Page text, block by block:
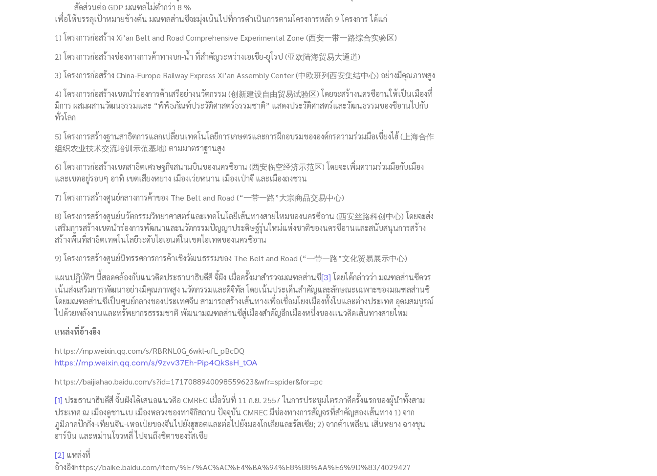
สัดส่วนต่อ GDP มณฑลไม่ต่ำกว่า 8 %
เพื่อให้บรรลุเป้าหมายข้างต้น มณฑลส่านซีจะมุ่งเน้นไปที่การดำเนินการตามโครงการหลัก 9 โครงการ ได้แก่
1) โครงการก่อสร้าง Xi’an Belt and Road Comprehensive Experimental Zone (西安一带一路综合实验区)
2) โครงการก่อสร้างช่องทางการค้าทางบก-น้ำ ที่สำคัญระหว่างเอเชีย-ยุโรป (亚欧陆海贸易大通道)
3) โครงการก่อสร้าง China-Europe Railway Express Xi’an Assembly Center (中欧班列西安集结中心) อย่างมีคุณภาพสูง
4) โครงการก่อสร้างเขตนำร่องการค้าเสรีอย่างนวัตกรรม (创新建设自由贸易试验区) โดยจะสร้างนครซีอานให้เป็นเมืองที่
มีการ ผสมผสานวัฒนธรรมและ “พิพิธภัณฑ์ประวัติศาสตร์ธรรมชาติ” แสดงประวัติศาสตร์และวัฒนธรรมของซีอานไปกับ
ทั่วโลก
5) โครงการสร้างฐานสาธิตการแลกเปลี่ยนเทคโนโลยีการเกษตรและการฝึกอบรมขององค์กรความร่วมมือเซี่ยงไฮ้ (上海合作
组织农业技术交流培训示范基地) ตามมาตราฐานสูง
6) โครงการก่อสร้างเขตสาธิตเศรษฐกิจสนามบินของนครซีอาน (西安临空经济示范区) โดยจะเพิ่มความร่วมมือกับเมือง
และเขตอยู่รอบๆ อาทิ เขตเสียงหยาง เมืองเว่ยหนาน เมืองเป่าจี และเมืองถงชวน
7) โครงการสร้างศูนย์กลางการค้าของ The Belt and Road (“一带一路”大宗商品交易中心)
8) โครงการสร้างศูนย์นวัตกรรมวิทยาศาสตร์และเทคโนโลยีเส้นทางสายไหมของนครซีอาน (西安丝路科创中心) โดยจะส่ง
เสริมการสร้างเขตนำร่องการพัฒนาและนวัตกรรมปัญญาประดิษฐ์รุ่นใหม่แห่งชาติของนครซีอานและสนับสนุนการสร้าง
สร้างพื้นที่สาธิตเทคโนโลยีระดับไฮเอนด์ในเขตไฮเทคของนครซีอาน
9) โครงการสร้างศูนย์นิทรรศการการค้าเชิงวัฒนธรรมของ The Belt and Road (“一带一路”文化贸易展示中心)
แผนปฏิบัติฯ นี้สอดคล้องกับแนวคิดประธานาธิบดีสี จิ้ผิง เมื่อครั้งมาสำรวจมณฑลส่านซี[3]โดยได้กล่าวว่า มณฑลส่านซีควร
เน้นส่งเสริมการพัฒนาอย่างมีคุณภาพสูง นวัตกรรมและดิจิทัล โดยเน้นประเด็นสำคัญและลักษณะเฉพาะของมณฑลส่านซี
โดยมณฑลส่านซีเป็นศูนย์กลางของประเทศจีน สามารถสร้างเส้นทางเพื่อเชื่อมโยงเมืองทั้งในและต่างประเทศ อุดมสมบูรณ์
ไปด้วยพลังงานและทรัพยากรธรรมชาติ พัฒนามณฑลส่านซีสู่เมืองสำคัญอีกเมืองหนึ่งของเเนวคิดเส้นทางสายไหม
แหล่งที่อ้างอิง
https://mp.weixin.qq.com/s/RBRNL0G_6wkl-ufL_pBcDQ
https://mp.weixin.qq.com/s/9zvv37Eh-Pip4QkSsH_tOA
https://baijiahao.baidu.com/s?id=1717088940098559623&wfr=spider&for=pc
[1] ประธานาธิบดีสี จิ้นผิงได้เสนอแนวคิอ CMREC เมื่อวันที่ 11 ก.ย. 2557 ในการประชุมไตรภาคีครั้งแรกของผู้นำทั้งสาม
ประเทศ ณ เมืองดูชานเบ เมืองหลวงของทาจิกิสถาน ปัจจุบัน CMREC มีช่องทางการสัญจรที่สำคัญสองเส้นทาง 1) จาก
ภูมิภาคปักกิ่ง-เทียนจิน-เหอเป่ยของจีนไปยังฮูฮอตและต่อไปยังมองโกเลียและรัสเซีย; 2) จากต้าเหลียน เสิ่นหยาง ฉางชุน
ฮาร์บิน และหม่านโจวหลี่ ไปจนถึงชิตาของรัสเซีย
[2] แหล่งที่
อ้างอิงhttps://baike.baidu.com/item/%E7%AC%AC%E4%BA%94%E8%88%AA%E6%9D%83/402942?